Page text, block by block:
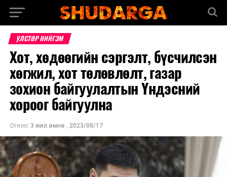
УЛСТӨР НИЙГЭМ
Хот, хөдөөгийн сэргэлт, бүсчилсэн
хөгжил, хот төлөвлөлт, газар
зохион байгуулалтын Үндэсний
хороог байгуулна
Огноо: 3 жил.өмнө , 2023/08/17